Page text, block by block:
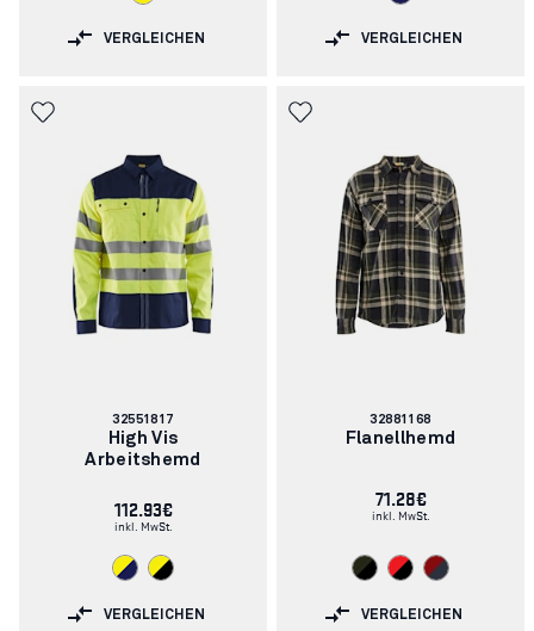
VERGLEICHEN VERGLEICHEN
Artikelnummer:
32551817
High Vis
Arbeitshemd
112.93€
inkl. MwSt.
VERGLEICHEN
Artikelnummer:
32881168
Flanellhemd
71.28€
inkl. MwSt.
VERGLEICHEN